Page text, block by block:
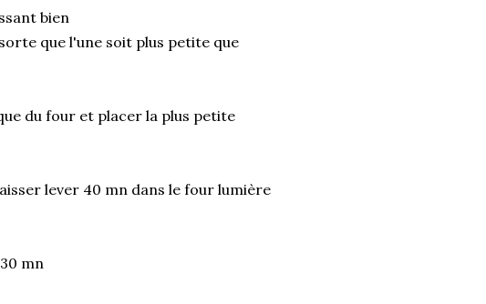
bien
que l'une soit plus petite que
du four et placer la plus petite
lever 40 mn dans le four lumière
mn